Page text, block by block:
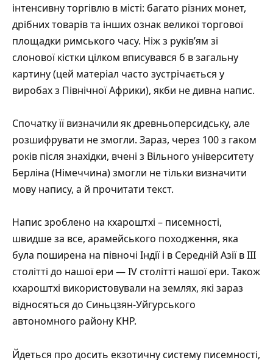
інтенсивну торгівлю в місті: багато різних монет,
дрібних товарів та інших ознак великої торгової
площадки римського часу. Ніж з руків’ям зі
слонової кістки цілком вписувався б в загальну
картину (цей матеріал часто зустрічається у
виробах з Північної Африки), якби не дивна напис.
Спочатку її визначили як древньоперсидську, але
розшифрувати не змогли. Зараз, через 100 з гаком
років після знахідки, вчені з Вільного університету
Берліна (Німеччина) змогли не тільки визначити
мову напису, а й прочитати текст.
Напис зроблено на кхароштхі – писемності,
швидше за все, арамейського походження, яка
була поширена на півночі Індії і в Середній Азії в III
столітті до нашої ери — IV столітті нашої ери. Також
кхароштхі використовували на землях, які зараз
відносяться до Синьцзян-Уйгурського
автономного району КНР.
Йдеться про досить екзотичну систему писемності,